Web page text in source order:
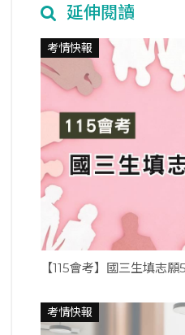
延伸閱讀
考情快報
【115會考】國三生填志
考情快報